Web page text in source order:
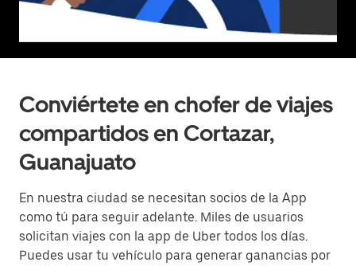
Conviértete en chofer de viajes
compartidos en Cortazar,
Guanajuato
En nuestra ciudad se necesitan socios de la App
como tú para seguir adelante. Miles de usuarios
solicitan viajes con la app de Uber todos los días.
Puedes usar tu vehículo para generar ganancias por